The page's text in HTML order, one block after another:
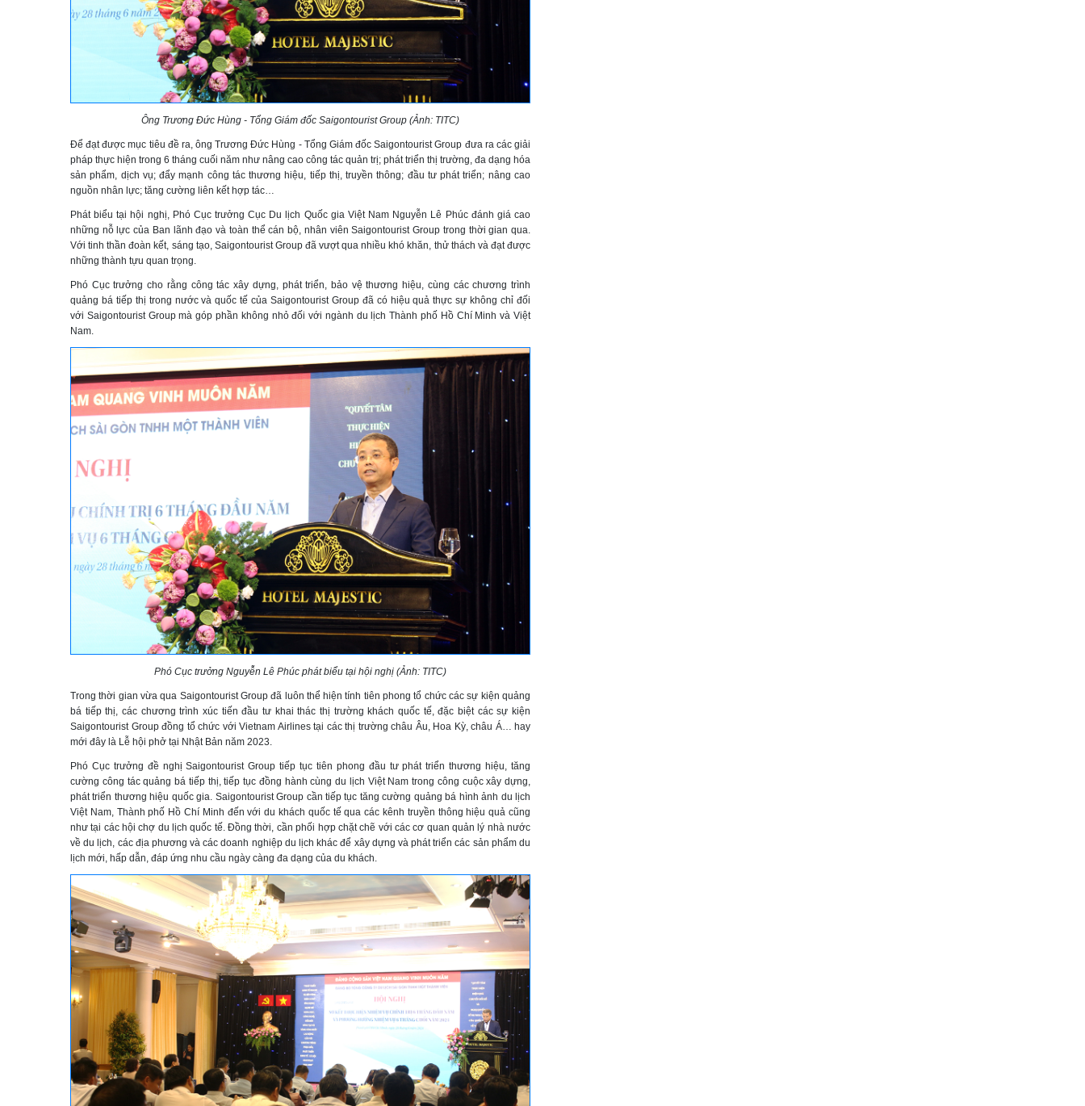
Ông Trương Đức Hùng - Tổng Giám đốc Saigontourist Group (Ảnh: TITC)
Để đạt được mục tiêu đề ra, ông Trương Đức Hùng - Tổng Giám đốc Saigontourist Group đưa ra các giải
pháp thực hiện trong 6 tháng cuối năm như nâng cao công tác quản trị; phát triển thị trường, đa dạng hóa
sản phẩm, dịch vụ; đẩy mạnh công tác thương hiệu, tiếp thị, truyền thông; đầu tư phát triển; nâng cao
nguồn nhân lực; tăng cường liên kết hợp tác…
Phát biểu tại hội nghị, Phó Cục trưởng Cục Du lịch Quốc gia Việt Nam Nguyễn Lê Phúc đánh giá cao
những nỗ lực của Ban lãnh đạo và toàn thể cán bộ, nhân viên Saigontourist Group trong thời gian qua.
Với tinh thần đoàn kết, sáng tạo, Saigontourist Group đã vượt qua nhiều khó khăn, thử thách và đạt được
những thành tựu quan trọng.
Phó Cục trưởng cho rằng công tác xây dựng, phát triển, bảo vệ thương hiệu, cùng các chương trình
quảng bá tiếp thị trong nước và quốc tế của Saigontourist Group đã có hiệu quả thực sự không chỉ đối
với Saigontourist Group mà góp phần không nhỏ đối với ngành du lịch Thành phố Hồ Chí Minh và Việt
Nam.
Phó Cục trưởng Nguyễn Lê Phúc phát biểu tại hội nghị (Ảnh: TITC)
Trong thời gian vừa qua Saigontourist Group đã luôn thể hiện tính tiên phong tổ chức các sự kiện quảng
bá tiếp thị, các chương trình xúc tiến đầu tư khai thác thị trường khách quốc tế, đặc biệt các sự kiện
Saigontourist Group đồng tổ chức với Vietnam Airlines tại các thị trường châu Âu, Hoa Kỳ, châu Á… hay
mới đây là Lễ hội phở tại Nhật Bản năm 2023.
Phó Cục trưởng đề nghị Saigontourist Group tiếp tục tiên phong đầu tư phát triển thương hiệu, tăng
cường công tác quảng bá tiếp thị, tiếp tục đồng hành cùng du lịch Việt Nam trong công cuộc xây dựng,
phát triển thương hiệu quốc gia. Saigontourist Group cần tiếp tục tăng cường quảng bá hình ảnh du lịch
Việt Nam, Thành phố Hồ Chí Minh đến với du khách quốc tế qua các kênh truyền thông hiệu quả cũng
như tại các hội chợ du lịch quốc tế. Đồng thời, cần phối hợp chặt chẽ với các cơ quan quản lý nhà nước
về du lịch, các địa phương và các doanh nghiệp du lịch khác để xây dựng và phát triển các sản phẩm du
lịch mới, hấp dẫn, đáp ứng nhu cầu ngày càng đa dạng của du khách.